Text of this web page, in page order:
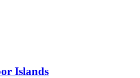
Islands